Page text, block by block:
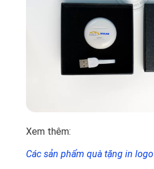
Xem thêm:
Các sản phẩm quà tặng in logo